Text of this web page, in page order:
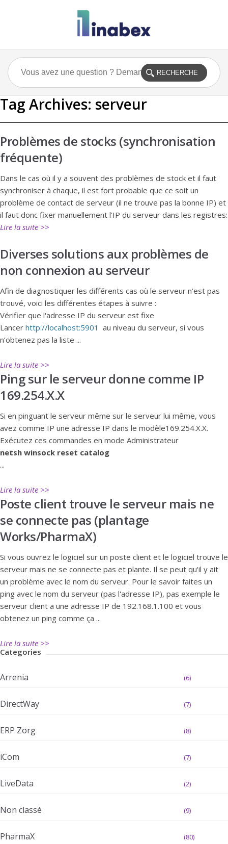
Tag Archives: serveur
Problèmes de stocks (synchronisation
fréquente)
Dans le cas où il y a souvent des problèmes de stock et il faut
synchroniser à chaque, il est fort probable que ce soit un
problème de contact de serveur (il ne trouve pas la bonne IP) et
il faut donc fixer manuellement l'IP du serveur dans les registres:
Lire la suite >>
Diverses solutions aux problèmes de
non connexion au serveur
Afin de diagnostiquer les différents cas où le serveur n’est pas
trouvé, voici les différentes étapes à suivre :
Vérifier que l'adresse IP du serveur est fixe
Lancer http://localhost:5901 au niveau du serveur, si vous
n’obtenez pas la liste ...
Lire la suite >>
Ping sur le serveur donne comme IP
169.254.X.X
Si en pinguant le serveur même sur le serveur lui même, vous
avez comme IP une adresse IP dans le modèle169.254.X.X.
Exécutez ces commandes en mode Administrateur
netsh winsock reset catalog
...
Lire la suite >>
Poste client trouve le serveur mais ne
se connecte pas (plantage
Works/PharmaX)
Si vous ouvrez le logiciel sur un poste client et le logiciel trouve le
serveur mais ne se connecte pas et plante. Il se peut qu'il y ait
un problème avec le nom du serveur. Pour le savoir faites un
ping avec le nom du serveur (pas l'adresse IP), pas exemple le
serveur client a une adresse IP de 192.168.1.100 et vous
obtenez un ping comme ça ...
Lire la suite >>
Categories
Arrenia (6)
DirectWay (7)
ERP Zorg (8)
iCom (7)
LiveData (2)
Non classé (9)
PharmaX (80)